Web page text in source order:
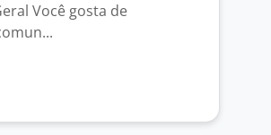
Você gosta de